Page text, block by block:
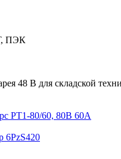
ПЭК
PT1-80/60, 80В 60А
6PzS420